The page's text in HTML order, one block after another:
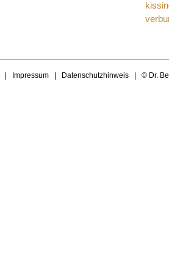
Impressum Datenschutzhinweis © Dr.